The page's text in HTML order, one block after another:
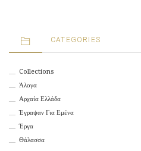
CATEGORIES
Collections
Άλογα
Αρχαία Ελλάδα
Έγραψαν Για Εμένα
Έργα
Θάλασσα